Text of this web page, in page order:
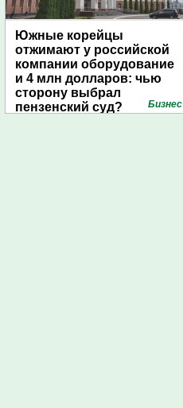
Южные корейцы
отжимают у российской
компании оборудование
и 4 млн долларов: чью
сторону выбрал
пензенский суд?
Бизнес